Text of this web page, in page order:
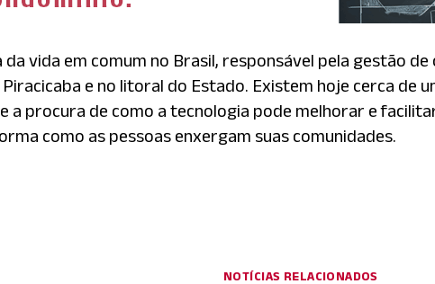
vida em comum no Brasil, responsável pela gestão
Piracicaba e no litoral do Estado. Existem hoje cerca de
a procura de como a tecnologia pode melhorar e
como as pessoas enxergam suas comunidades.
NOTÍCIAS RELACIONADOS